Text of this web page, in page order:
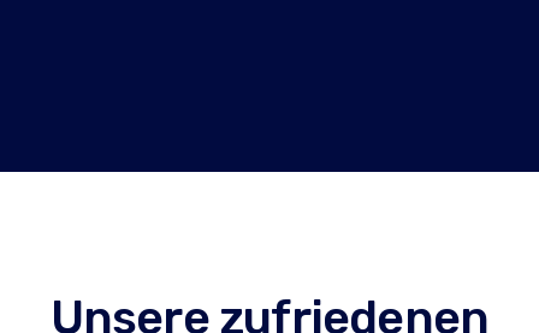
Unsere zufriedenen